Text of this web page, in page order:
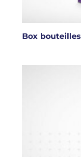
Box bouteilles